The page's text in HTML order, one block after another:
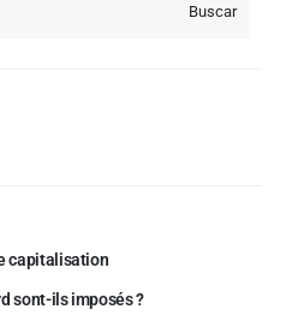
Buscar
capitalisation
sont-ils imposés ?